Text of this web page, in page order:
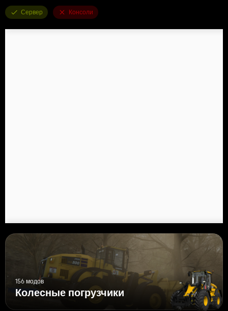
Сервер Консоли
156 модов
Колесные погрузчики